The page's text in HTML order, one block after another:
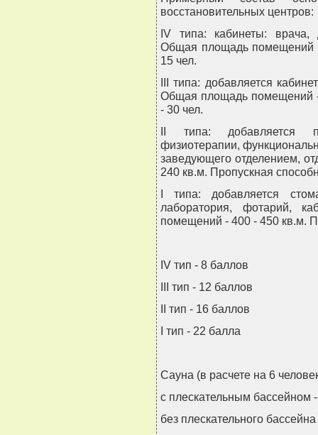
восстановительных центров:
IV типа: кабинеты: врача,
Общая площадь помещений
15 чел.
III типа: добавляется
Общая площадь помещений -
- 30 чел.
II типа: добавляется
физиотерапии,
заведующего отделением,
240 кв.м. Пропускная
I типа: добавляется
лаборатория, фотарий,
помещений - 400 - 450 кв.м.
IV тип - 8 баллов
III тип - 12 баллов
II тип - 16 баллов
I тип - 22 балла
Сауна (в расчете на 6
с плескательным бассейном
без плескательного